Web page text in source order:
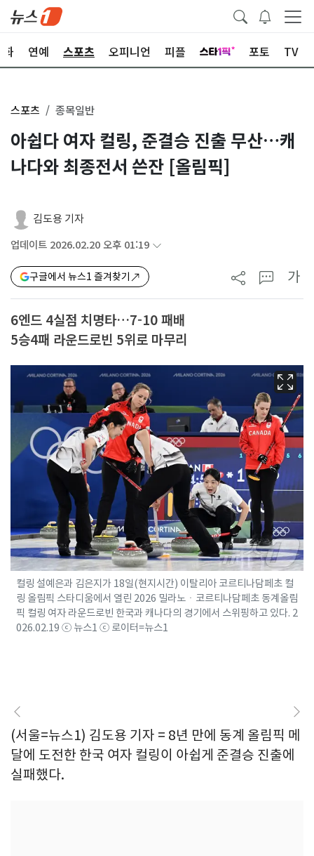
화 연예 스포츠 오피니언 피플 포토 TV
스포츠 종목일반
아쉽다 여자 컬링, 준결승 진출 무산…캐
나다와 최종전서 쓴잔 [올림픽]
김도용 기자
업데이트 2026.02.20 오후 01:19
구글에서 뉴스1 즐겨찾기 가
6엔드 4실점 치명타…7-10 패배
5승4패 라운드로빈 5위로 마무리
컬링 설예은과 김은지가 18일(현지시간) 이탈리아 코르티나담페초 컬
링 올림픽 스타디움에서 열린 2026 밀라노ㆍ코르티나담페초 동계올림
픽 컬링 여자 라운드로빈 한국과 캐나다의 경기에서 스위핑하고 있다. 2
026.02.19 ⓒ 뉴스1 ⓒ 로이터=뉴스1
(서울=뉴스1) 김도용 기자 = 8년 만에 동계 올림픽 메
달에 도전한 한국 여자 컬링이 아쉽게 준결승 진출에
실패했다.